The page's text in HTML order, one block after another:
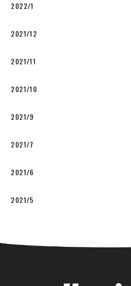
2022/1
2021/12
2021/11
2021/10
2021/9
2021/7
2021/6
2021/5